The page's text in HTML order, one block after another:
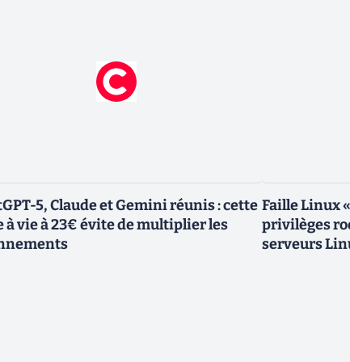
5, Claude et Gemini réunis : cette
à vie à 23€ évite de multiplier les
Faille Linux
privilèges
serveurs